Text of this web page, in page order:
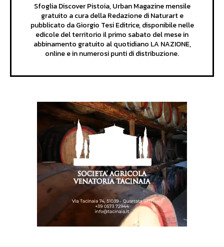
Sfoglia Discover Pistoia, Urban Magazine mensile
gratuito a cura della Redazione di Naturart e
pubblicato da Giorgio Tesi Editrice, disponibile nelle
edicole del territorio il primo sabato del mese in
abbinamento gratuito al quotidiano LA NAZIONE,
online e in numerosi punti di distribuzione.